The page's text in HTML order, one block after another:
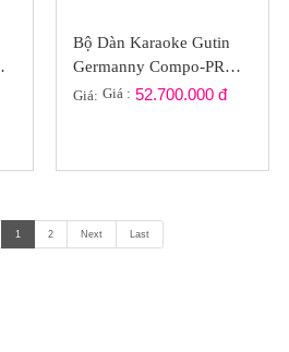
Bộ Dàn Karaoke Gutin
Germanny Compo-PRO
GT2022-021
Giá: Giá : 52.700.000 đ
1 2 Next Last